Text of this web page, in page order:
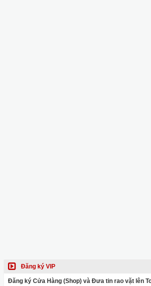
Đăng ký VIP
Đăng ký Cửa Hàng (Shop) và Đưa tin rao vặt lên